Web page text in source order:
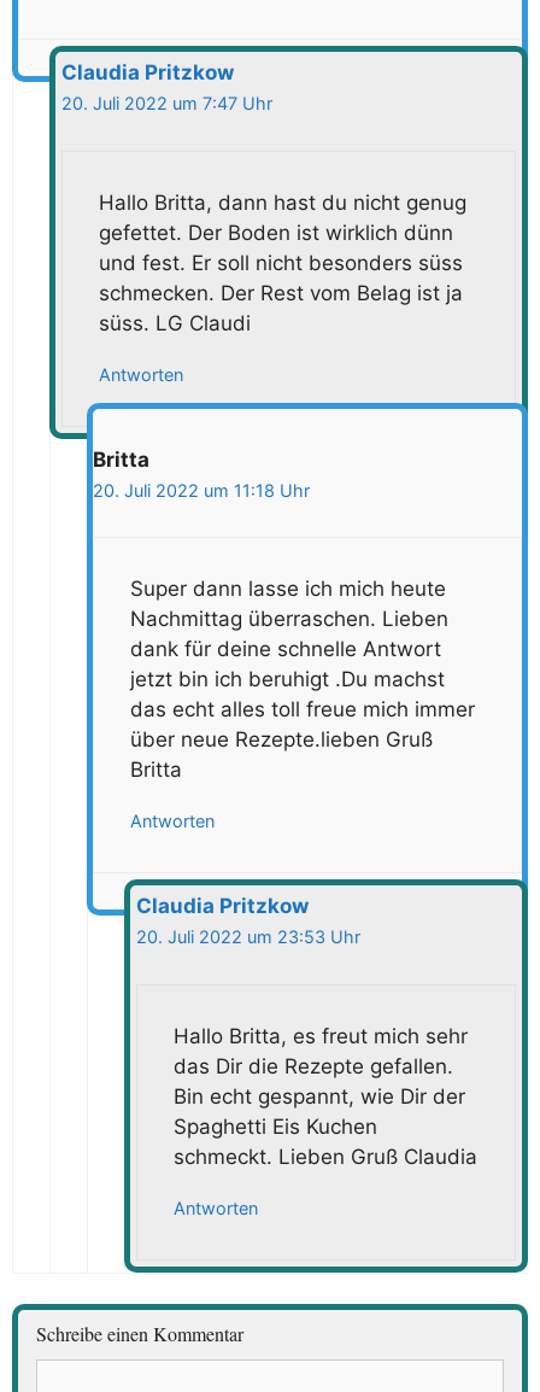
Claudia Pritzkow
20. Juli 2022 um 7:47 Uhr
Hallo Britta, dann hast du nicht genug
gefettet. Der Boden ist wirklich dünn
und fest. Er soll nicht besonders süss
schmecken. Der Rest vom Belag ist ja
süss. LG Claudi
Antworten
Britta
20. Juli 2022 um 11:18 Uhr
Super dann lasse ich mich heute
Nachmittag überraschen. Lieben
dank für deine schnelle Antwort
jetzt bin ich beruhigt .Du machst
das echt alles toll freue mich immer
über neue Rezepte.lieben Gruß
Britta
Antworten
Claudia Pritzkow
20. Juli 2022 um 23:53 Uhr
Hallo Britta, es freut mich sehr
das Dir die Rezepte gefallen.
Bin echt gespannt, wie Dir der
Spaghetti Eis Kuchen
schmeckt. Lieben Gruß Claudia
Antworten
Schreibe einen Kommentar